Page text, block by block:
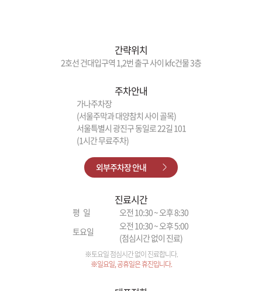
간략위치
2호선 건대입구역 1,2번 출구 사이 kfc건물 3층
주차안내
가나주차장
(서울주막과 대양참치 사이 골목)
서울특별시 광진구 동일로 22길 101
(1시간 무료주차)
외부주차장 안내
진료시간
평 일
오전 10:30 ~ 오후 8:30
토요일
오전 10:30 ~ 오후 5:00
(점심시간 없이 진료)
※토요일 점심시간 없이 진료합니다.
※일요일, 공휴일은 휴진입니다.